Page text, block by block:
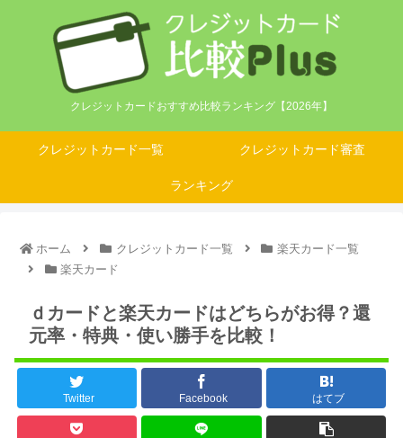
クレジットカードおすすめ比較ランキング【2026年】
クレジットカード一覧 クレジットカード審査
ランキング
ホーム クレジットカード一覧
楽天カード一覧
楽天カード
ｄカードと楽天カードはどちらがお得？還
元率・特典・使い勝手を比較！
Twitter Facebook はてブ